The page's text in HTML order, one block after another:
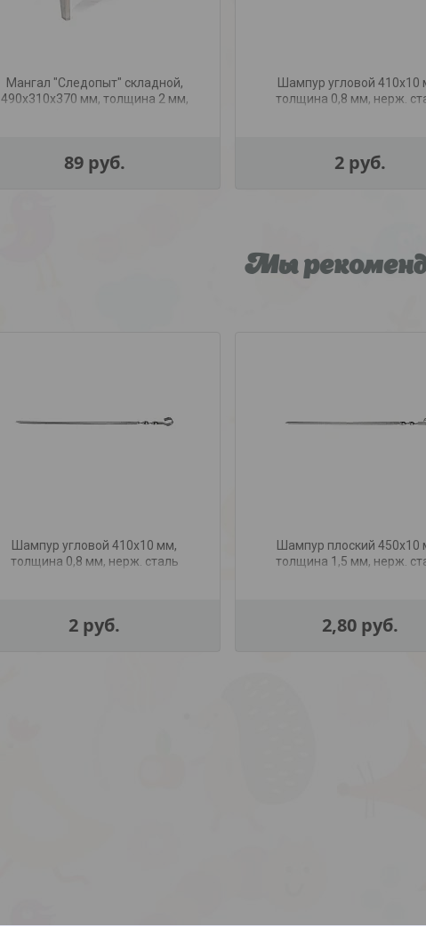
Мангал "Следопыт" складной,
490х310х370 мм, толщина 2 мм,
89 руб.
Шампур угловой 410х10
толщина 0,8 мм, нерж.
2 руб.
Мы
Шампур угловой 410х10 мм,
толщина 0,8 мм, нерж. сталь
2 руб.
Шампур плоский 450х10
толщина 1,5 мм, нерж.
2,80 руб.